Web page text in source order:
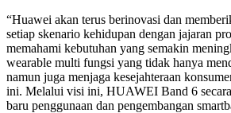
“Huawei akan terus berinovasi dan
setiap skenario kehidupan dengan jajaran
memahami kebutuhan yang semakin
wearable multi fungsi yang tidak hanya
namun juga menjaga kesejahteraan
ini. Melalui visi ini, HUAWEI Band 6 secara
baru penggunaan dan pengembangan